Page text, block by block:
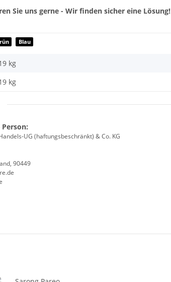
Sie uns gerne - Wir finden sicher eine Lösung!
Blau
kg
kg
UG (haftungsbeschränkt) & Co. KG
90449